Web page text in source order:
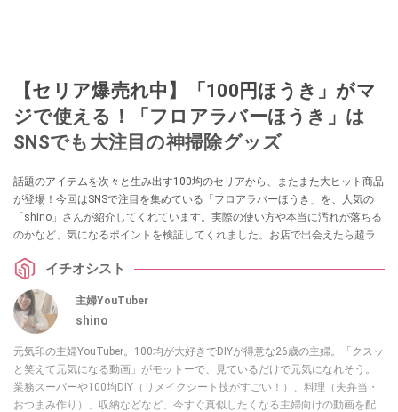
【セリア爆売れ中】「100円ほうき」がマ
ジで使える！「フロアラバーほうき」は
SNSでも大注目の神掃除グッズ
話題のアイテムを次々と生み出す100均のセリアから、またまた大ヒット商品
が登場！今回はSNSで注目を集めている「フロアラバーほうき」を、人気の
「shino」さんが紹介してくれています。実際の使い方や本当に汚れが落ちる
のかなど、気になるポイントを検証してくれました。お店で出会えたら超ラ
イチオシスト
主婦YouTuber
shino
元気印の主婦YouTuber。100均が大好きでDIYが得意な26歳の主婦。「クスッ
と笑えて元気になる動画」がモットーで、見ているだけで元気になれそう。
業務スーパーや100均DIY（リメイクシート技がすごい！）、料理（夫弁当・
おつまみ作り）、収納などなど、今すぐ真似したくなる主婦向けの動画を配